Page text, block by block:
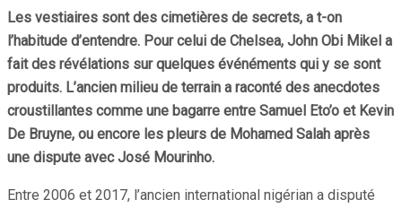
Les vestiaires sont des cimetières de secrets, a t-on
l’habitude d’entendre. Pour celui de Chelsea, John Obi Mikel a
fait des révélations sur quelques événéments qui y se sont
produits. L’ancien milieu de terrain a raconté des anecdotes
croustillantes comme une bagarre entre Samuel Eto’o et Kevin
De Bruyne, ou encore les pleurs de Mohamed Salah après
une dispute avec José Mourinho.
Entre 2006 et 2017, l’ancien international nigérian a disputé